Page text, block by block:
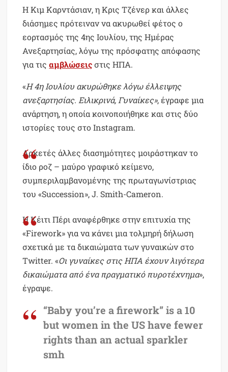
Η Κιμ Καρντάσιαν, η Κρις Τζένερ και άλλες
διάσημες πρότειναν να ακυρωθεί φέτος ο
εορτασμός της 4ης Ιουλίου, της Ημέρας
Ανεξαρτησίας, λόγω της πρόσφατης απόφασης
για τιςαμβλώσειςστις ΗΠΑ.
«Η 4η Ιουλίου ακυρώθηκε λόγω έλλειψης
ανεξαρτησίας. Ειλικρινά, Γυναίκες», έγραφε μια
ανάρτηση, η οποία κοινοποιήθηκε και στις δύο
ιστορίες τους στο Instagram.
Αρκετές άλλες διασημότητες μοιράστηκαν το
ίδιο ροζ – μαύρο γραφικό κείμενο,
συμπεριλαμβανομένης της πρωταγωνίστριας
του «Succession», J. Smith-Cameron.
Η Κέιτι Πέρι αναφέρθηκε στην επιτυχία της
«Firework» για να κάνει μια τολμηρή δήλωση
σχετικά με τα δικαιώματα των γυναικών στο
Twitter. «Οι γυναίκες στις ΗΠΑ έχουν λιγότερα
δικαιώματα από ένα πραγματικό πυροτέχνημα»,
έγραψε.
“Baby you’re a firework” is a 10
but women in the US have fewer
rights than an actual sparkler
smh